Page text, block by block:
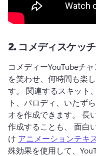
2. コメディスケッチ
コメディーYouTubeチ
を笑わせ、何時間も楽
す。 関連するスキット
ト、パロディ、いたず
オを作成できます。 長
作成することも、 面白
け アニメーションテキ
殊効果を使用して、